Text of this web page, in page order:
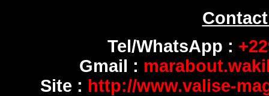
Tel/WhatsApp :
Gmail :
Site : http://www.valise-